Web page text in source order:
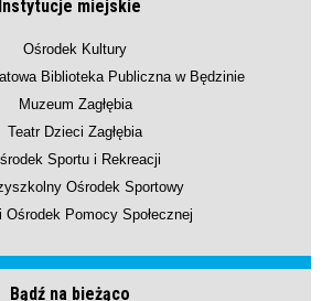
Instytucje miejskie
Ośrodek Kultury
Biblioteka Publiczna w Będzinie
Muzeum Zagłębia
Teatr Dzieci Zagłębia
Sportu i Rekreacji
Ośrodek Sportowy
Ośrodek Pomocy Społecznej
Bądź na bieżąco